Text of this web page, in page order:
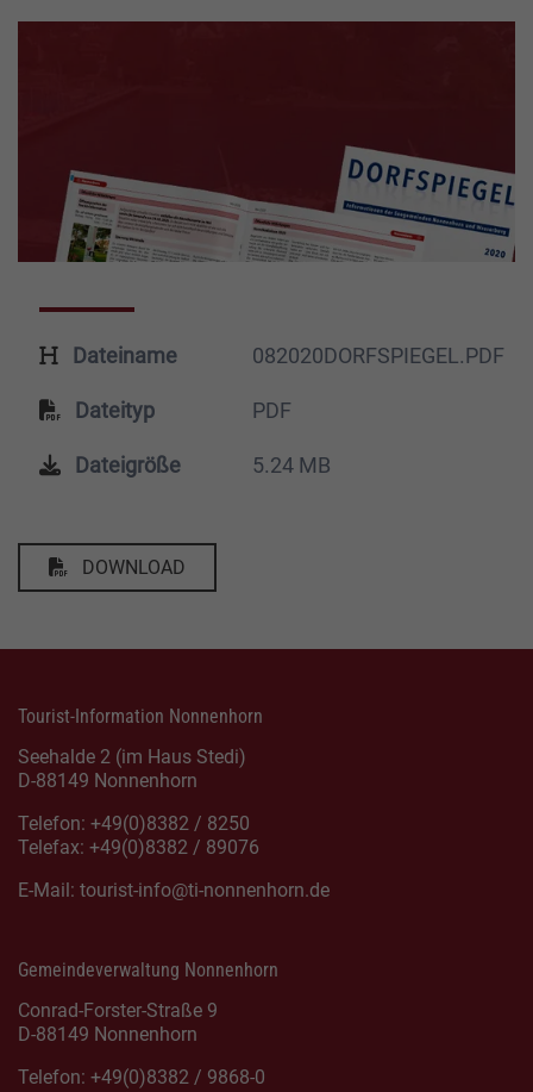
Dateiname 082020DORFSPIEGEL.PDF
Dateityp PDF
Dateigröße 5.24 MB
DOWNLOAD
Tourist-Information Nonnenhorn
Seehalde 2 (im Haus Stedi)
D-88149 Nonnenhorn
Telefon: +49(0)8382 / 8250
Telefax: +49(0)8382 / 89076
E-Mail: tourist-info@ti-nonnenhorn.de
Gemeindeverwaltung Nonnenhorn
Conrad-Forster-Straße 9
D-88149 Nonnenhorn
Telefon: +49(0)8382 / 9868-0